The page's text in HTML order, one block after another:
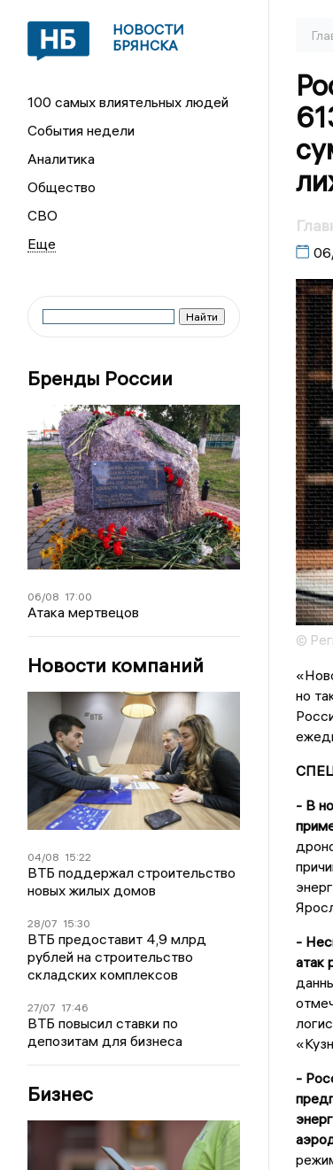
НОВОСТИ
БРЯНСКА
100 самых влиятельных людей
События недели
Аналитика
Общество
СВО
Бренды России
06/08 17:00
Атака мертвецов
Новости компаний
04/08 15:22
ВТБ поддержал строительство
новых жилых домов
28/07 15:30
ВТБ предоставит 4,9 млрд
рублей на строительство
складских комплексов
27/07 17:46
ВТБ повысил ставки по
депозитам для бизнеса
Бизнес
©
но
- В
-
атак
-